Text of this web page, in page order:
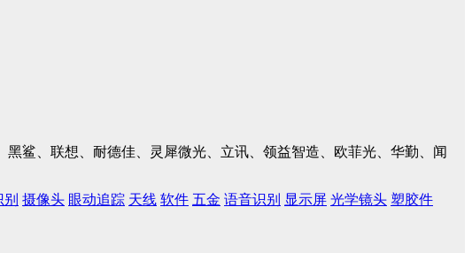
黑鲨、联想、耐德佳、灵犀微光、立讯、领益智造、欧菲光、华勤、闻
摄像头 眼动追踪 天线 软件 五金 语音识别 显示屏 光学镜头 塑胶件